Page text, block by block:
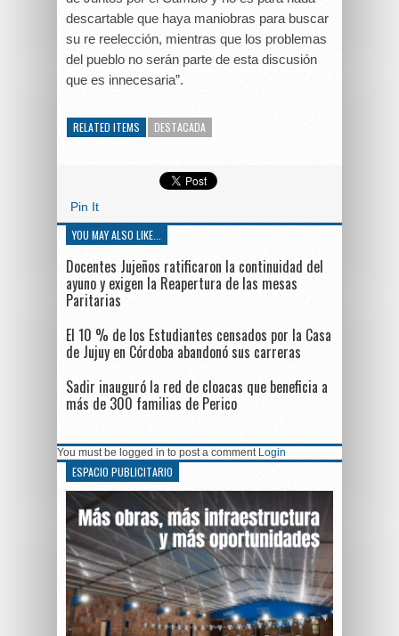
descartable que haya maniobras para buscar
su re reelección, mientras que los problemas
del pueblo no serán parte de esta discusión
que es innecesaria”.
RELATED ITEMS DESTACADA
Pin It
YOU MAY ALSO LIKE...
Docentes Jujeños ratificaron la continuidad del
ayuno y exigen la Reapertura de las mesas
Paritarias
El 10 % de los Estudiantes censados por la Casa
de Jujuy en Córdoba abandonó sus carreras
Sadir inauguró la red de cloacas que beneficia a
más de 300 familias de Perico
You must be logged in to post a comment Login
ESPACIO PUBLICITARIO